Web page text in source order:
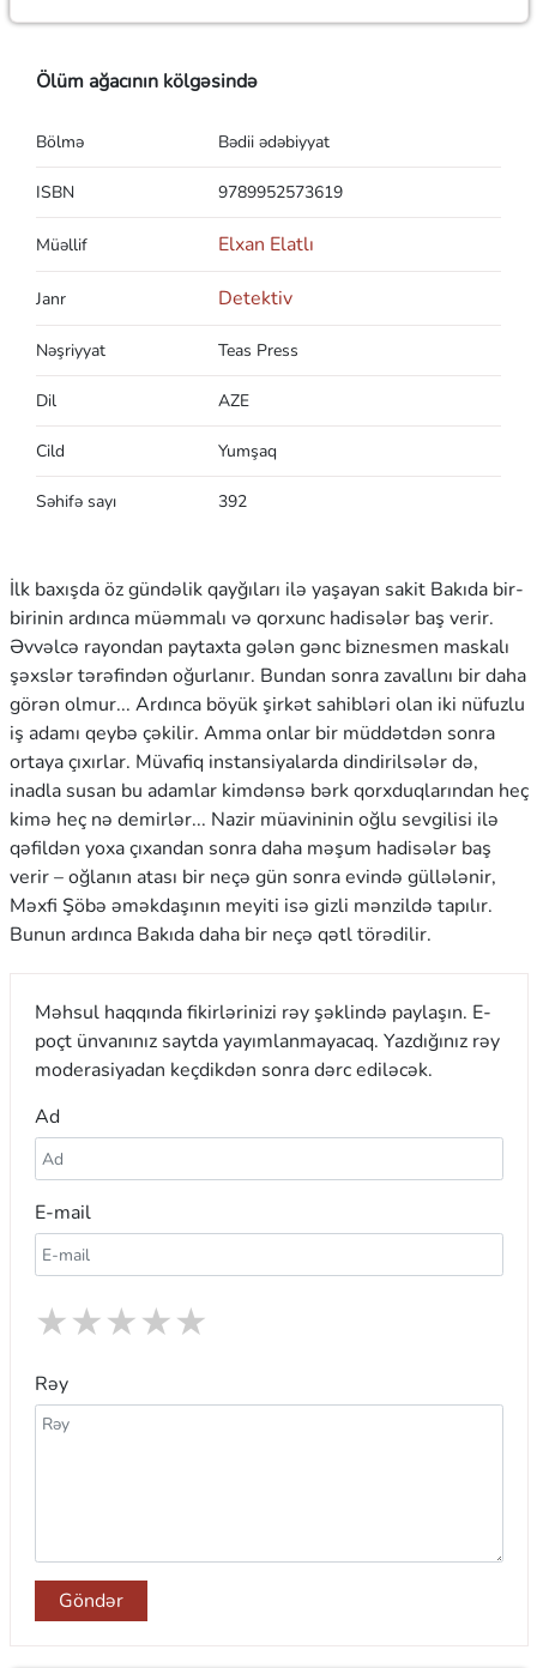
Ölüm ağacının kölgəsində
Bölmə Bədii ədəbiyyat
ISBN 9789952573619
Müəllif Elxan Elatlı
Janr Detektiv
Nəşriyyat Teas Press
Dil AZE
Cild Yumşaq
Səhifə sayı 392
İlk baxışda öz gündəlik qayğıları ilə yaşayan sakit Bakıda bir-
birinin ardınca müəmmalı və qorxunc hadisələr baş verir.
Əvvəlcə rayondan paytaxta gələn gənc biznesmen maskalı
şəxslər tərəfindən oğurlanır. Bundan sonra zavallını bir daha
görən olmur... Ardınca böyük şirkət sahibləri olan iki nüfuzlu
iş adamı qeybə çəkilir. Amma onlar bir müddətdən sonra
ortaya çıxırlar. Müvafiq instansiyalarda dindirilsələr də,
inadla susan bu adamlar kimdənsə bərk qorxduqlarından heç
kimə heç nə demirlər... Nazir müavininin oğlu sevgilisi ilə
qəfildən yoxa çıxandan sonra daha məşum hadisələr baş
verir – oğlanın atası bir neçə gün sonra evində güllələnir,
Məxfi Şöbə əməkdaşının meyiti isə gizli mənzildə tapılır.
Bunun ardınca Bakıda daha bir neçə qətl törədilir.
Məhsul haqqında fikirlərinizi rəy şəklində paylaşın. E-
poçt ünvanınız saytda yayımlanmayacaq. Yazdığınız rəy
moderasiyadan keçdikdən sonra dərc ediləcək.
Ad
E-mail
★
★
★
★
★
Rəy
Göndər